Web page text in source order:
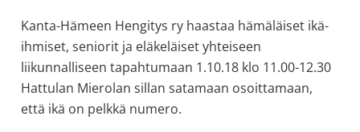
sisäilma
tai
allergiat.
K-
H
Kanta-Hämeen Hengitys ry haastaa hämäläiset ikä-
ihmiset, seniorit ja eläkeläiset yhteiseen
liikunnalliseen tapahtumaan 1.10.18 klo 11.00-12.30
Hattulan Mierolan sillan satamaan osoittamaan,
että ikä on pelkkä numero.